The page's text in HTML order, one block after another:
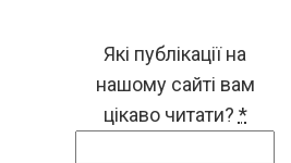
Які публікації на
нашому сайті вам
цікаво читати? *